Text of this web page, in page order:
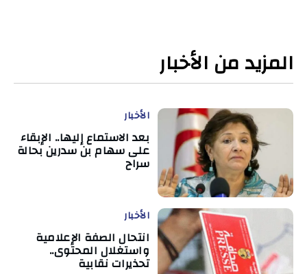
المزيد من الأخبار
الأخبار
بعد الاستماع إليها.. الإبقاء
على سهام بن سدرين بحالة
سراح
الأخبار
انتحال الصفة الإعلامية
واستغلال المحتوى..
تحذيرات نقابية